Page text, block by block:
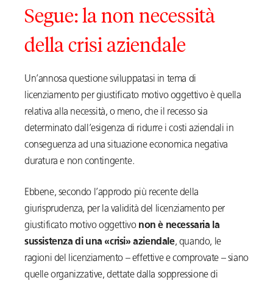
Segue: la non necessità
della crisi aziendale
Un’annosa questione sviluppatasi in tema di
licenziamento per giustificato motivo oggettivo è quella
relativa alla necessità, o meno, che il recesso sia
determinato dall’esigenza di ridurre i costi aziendali in
conseguenza ad una situazione economica negativa
duratura e non contingente.
Ebbene, secondo l’approdo più recente della
giurisprudenza, per la validità del licenziamento per
giustificato motivo oggettivo non è necessaria la
sussistenza di una «crisi» aziendale, quando, le
ragioni del licenziamento – effettive e comprovate – siano
quelle organizzative, dettate dalla soppressione di